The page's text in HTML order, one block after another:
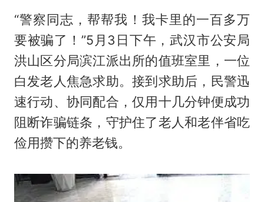
“警察同志，帮帮我！我卡里的一百多万
要被骗了！”5月3日下午，武汉市公安局
洪山区分局滨江派出所的值班室里，一位
白发老人焦急求助。接到求助后，民警迅
速行动、协同配合，仅用十几分钟便成功
阻断诈骗链条，守护住了老人和老伴省吃
俭用攒下的养老钱。